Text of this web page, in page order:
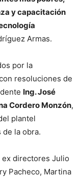
y capacitación
Armas.
por la
resoluciones de
Ing. José
Cordero Monzón,
plantel
la obra.
directores Julio
Pacheco, Martina